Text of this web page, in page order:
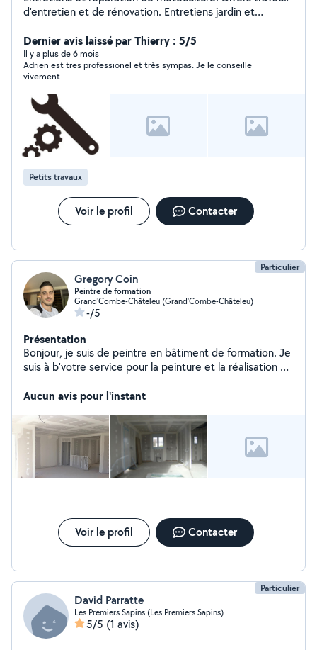
d'entretien et de rénovation. Entretiens jardin et
Dernier avis laissé par Thierry : 5/5
Il y a plus de 6 mois
Adrien est tres professionel et très sympas. Je le conseille
vivement .
Petits travaux
Voir le profil Contacter
Particulier
Gregory Coin
Peintre de formation
Grand'Combe-Châteleu (Grand'Combe-Châteleu)
-/5
Présentation
Bonjour, je suis de peintre en bâtiment de formation. Je
suis à b'votre service pour la peinture et la réalisation de
surface complète)
Aucun avis pour l'instant
Voir le profil Contacter
Particulier
David Parratte
Les Premiers Sapins (Les Premiers Sapins)
5/5 (1 avis)